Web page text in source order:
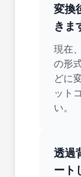
変換
きま
現在
の形
どに
ット
い。
透過
ート